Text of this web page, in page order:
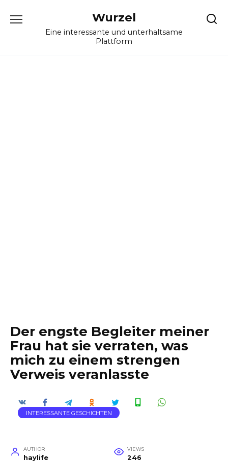
Wurzel
Eine interessante und unterhaltsame
Plattform
Der engste Begleiter meiner
Frau hat sie verraten, was
mich zu einem strengen
Verweis veranlasste
INTERESSANTE GESCHICHTEN
AUTHOR
haylife
VIEWS
246